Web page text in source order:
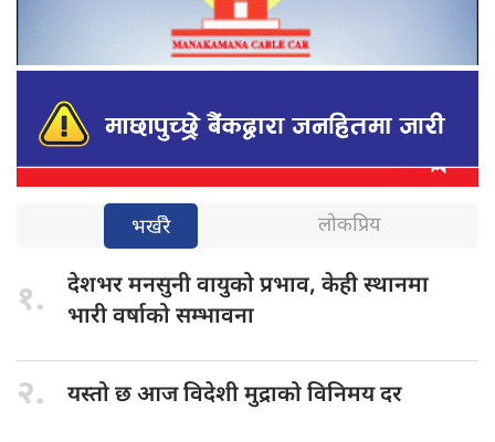
भर्खरै लोकप्रिय
१. देशभर मनसुनीवायुको प्रभाव, केही स्थानमा
भारी वर्षाको सम्भावना
२. यस्तो छआज विदेशी मुद्राको विनिमय दर